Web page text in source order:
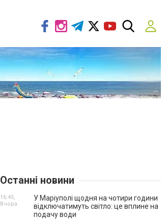
Останні новини
У Маріуполі щодня на чотири години
відключатимуть світло: це вплине на
подачу води
16:45,
Вчора